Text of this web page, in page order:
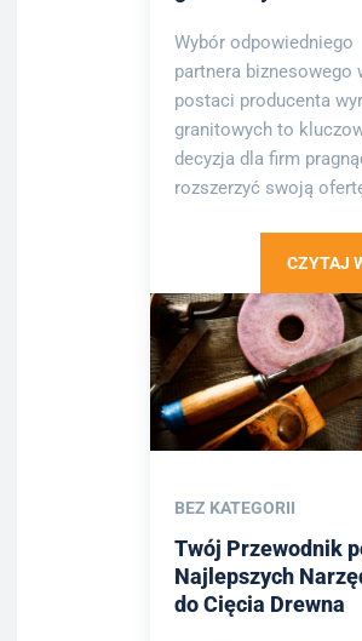
Wybór odpowiedniego
partnera biznesowego
postaci producenta
granitowych to
decyzja dla firm
rozszerzyć swoją
CZYTAJ
BEZ KATEGORII
Twój Przewodnik
Najlepszych
do Cięcia Drewna